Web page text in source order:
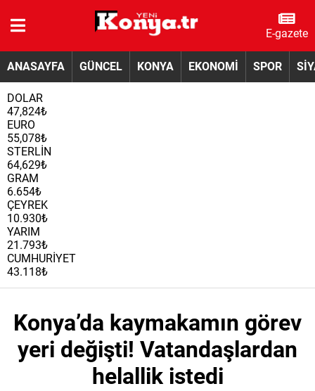
E-gazete
ANASAYFA GÜNCEL KONYA EKONOMİ SPOR
DOLAR
47,824₺
EURO
55,078₺
STERLİN
64,629₺
GRAM
6.654₺
ÇEYREK
10.930₺
YARIM
21.793₺
CUMHURİYET
43.118₺
Konya’da kaymakamın görev
yeri değişti! Vatandaşlardan
helallik istedi